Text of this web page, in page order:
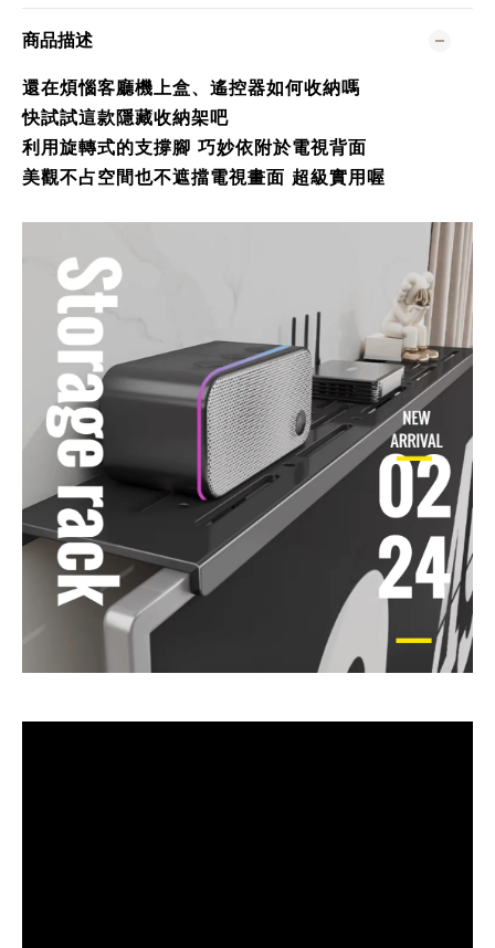
商品描述
還在煩惱客廳機上盒、遙控器如何收納嗎
快試試這款隱藏收納架吧
利用旋轉式的支撐腳 巧妙依附於電視背面
美觀不占空間也不遮擋電視畫面 超級實用喔